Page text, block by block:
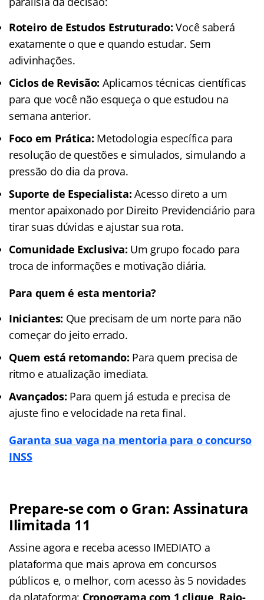
Roteiro de Estudos Estruturado: Você saberá
exatamente o que e quando estudar. Sem
adivinhações.
Ciclos de Revisão: Aplicamos técnicas científicas
para que você não esqueça o que estudou na
semana anterior.
Foco em Prática: Metodologia específica para
resolução de questões e simulados, simulando a
pressão do dia da prova.
Suporte de Especialista: Acesso direto a um
mentor apaixonado por Direito Previdenciário para
tirar suas dúvidas e ajustar sua rota.
Comunidade Exclusiva: Um grupo focado para
troca de informações e motivação diária.
Para quem é esta mentoria?
Iniciantes: Que precisam de um norte para não
começar do jeito errado.
Quem está retomando: Para quem precisa de
ritmo e atualização imediata.
Avançados: Para quem já estuda e precisa de
ajuste fino e velocidade na reta final.
Garanta sua vaga na mentoria para o concurso
INSS
Prepare-se com o Gran: Assinatura
Ilimitada 11
Assine agora e receba acesso IMEDIATO a
plataforma que mais aprova em concursos
públicos e, o melhor, com acesso às 5 novidades
da plataforma: Cronograma com 1 clique, Raio-